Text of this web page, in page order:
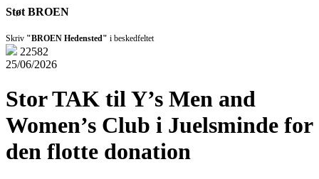
Støt BROEN
Skriv "BROEN Hedensted" i beskedfeltet
22582
25/06/2026
Stor TAK til Y’s Men and
Women’s Club i Juelsminde for
den flotte donation